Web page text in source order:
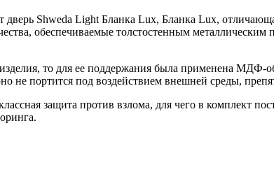
дверь Shweda Light Бланка Lux, Бланка Lux,
обеспечиваемые толстостенным
то для ее поддержания была применена
портится под воздействием внешней среды,
защита против взлома, для чего в комплект